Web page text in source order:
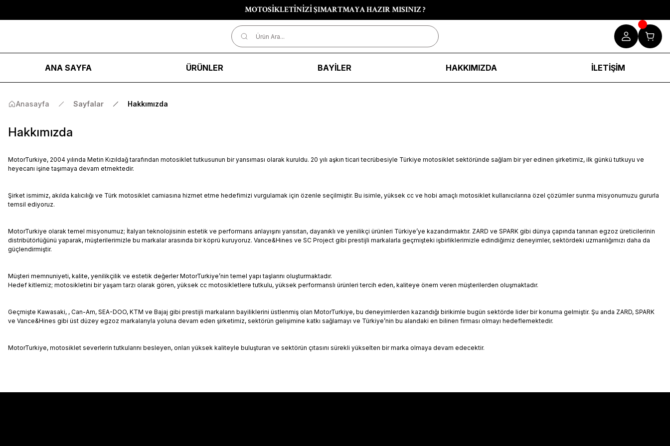
MOTOSİKLETİNİZİ ŞIMARTMAYA HAZIR MISINIZ ?
ANA SAYFA ÜRÜNLER BAYİLER HAKKIMIZDA İLETİŞİM
Anasayfa Sayfalar Hakkımızda
Hakkımızda
MotorTurkiye, 2004 yılında Metin Kızıldağ tarafından motosiklet tutkusunun bir yansıması olarak kuruldu. 20 yılı aşkın ticari tecrübesiyle Türkiye motosiklet sektöründe sağlam bir yer edinen şirketimiz, ilk günkü tutkuyu ve
heyecanı işine taşımaya devam etmektedir.
Şirket ismimiz, akılda kalıcılığı ve Türk motosiklet camiasına hizmet etme hedefimizi vurgulamak için özenle seçilmiştir. Bu isimle, yüksek cc ve hobi amaçlı motosiklet kullanıcılarına özel çözümler sunma misyonumuzu gururla
temsil ediyoruz.
MotorTurkiye olarak temel misyonumuz; İtalyan teknolojisinin estetik ve performans anlayışını yansıtan, dayanıklı ve yenilikçi ürünleri Türkiye’ye kazandırmaktır. ZARD ve SPARK gibi dünya çapında tanınan egzoz üreticilerinin
distribütörlüğünü yaparak, müşterilerimizle bu markalar arasında bir köprü kuruyoruz. Vance&Hines ve SC Project gibi prestijli markalarla geçmişteki işbirliklerimizle edindiğimiz deneyimler, sektördeki uzmanlığımızı daha da
güçlendirmiştir.
Müşteri memnuniyeti, kalite, yenilikçilik ve estetik değerler MotorTurkiye’nin temel yapı taşlarını oluşturmaktadır.
Hedef kitlemiz; motosikletini bir yaşam tarzı olarak gören, yüksek cc motosikletlere tutkulu, yüksek performanslı ürünleri tercih eden, kaliteye önem veren müşterilerden oluşmaktadır.
Geçmişte Kawasaki, , Can-Am, SEA-DOO, KTM ve Bajaj gibi prestijli markaların bayiliklerini üstlenmiş olan MotorTurkiye, bu deneyimlerden kazandığı birikimle bugün sektörde lider bir konuma gelmiştir. Şu anda ZARD, SPARK
ve Vance&Hines gibi üst düzey egzoz markalarıyla yoluna devam eden şirketimiz, sektörün gelişimine katkı sağlamayı ve Türkiye’nin bu alandaki en bilinen firması olmayı hedeflemektedir.
MotorTurkiye, motosiklet severlerin tutkularını besleyen, onları yüksek kaliteyle buluşturan ve sektörün çıtasını sürekli yükselten bir marka olmaya devam edecektir.